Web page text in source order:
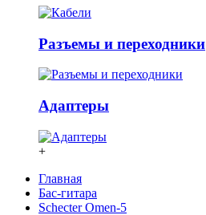
Разъемы и переходники
Адаптеры
+
Главная
Бас-гитара
Schecter Omen-5